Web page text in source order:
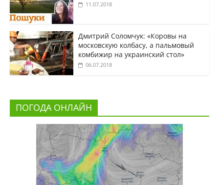
11.07.2018
Дмитрий Соломчук: «Коровы на
московскую колбасу, а пальмовый
комбижир на украинский стол»
06.07.2018
ПОГОДА ОНЛАЙН